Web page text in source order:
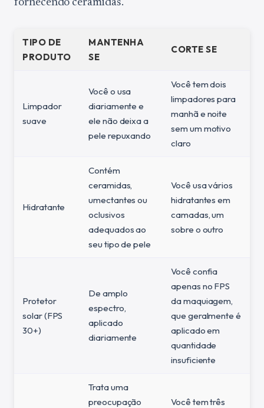
fornecendo ceramidas.
TIPO DE
PRODUTO
MANTENHA
SE
CORTE SE
Limpador
suave
Você o usa
diariamente e
ele não deixa a
pele repuxando
Você tem dois
limpadores para
manhã e noite
sem um motivo
claro
Hidratante
Contém
ceramidas,
umectantes ou
oclusivos
adequados ao
seu tipo de pele
Você usa vários
hidratantes em
camadas, um
sobre o outro
Protetor
solar (FPS
30+)
De amplo
espectro,
aplicado
diariamente
Você confia
apenas no FPS
da maquiagem,
que geralmente é
aplicado em
quantidade
insuficiente
Trata uma
preocupação
Você tem três